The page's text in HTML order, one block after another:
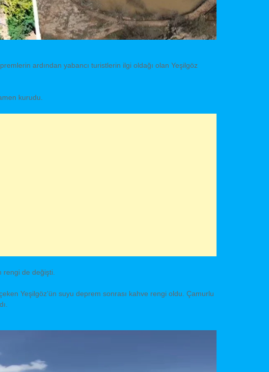
ardından yabancı turistlerin ilgi oldağı olan Yeşilgöz
kurudu.
de değişti.
Yeşilgöz’ün suyu deprem sonrası kahve rengi oldu. Çamurlu